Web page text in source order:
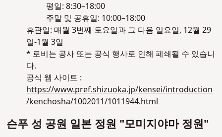
평일: 8:30–18:00
주말 및 공휴일: 10:00–18:00
휴관일: 매월 3번째 토요일과 그 다음 일요일, 12월 29
일-1월 3일
* 로비는 공사 또는 공식 행사로 인해 폐쇄될 수 있습니
다.
공식 웹 사이트 :
https://www.pref.shizuoka.jp/kensei/introduction
/kenchosha/1002011/1011944.html
슨푸 성 공원 일본 정원 "모미지야마 정원"